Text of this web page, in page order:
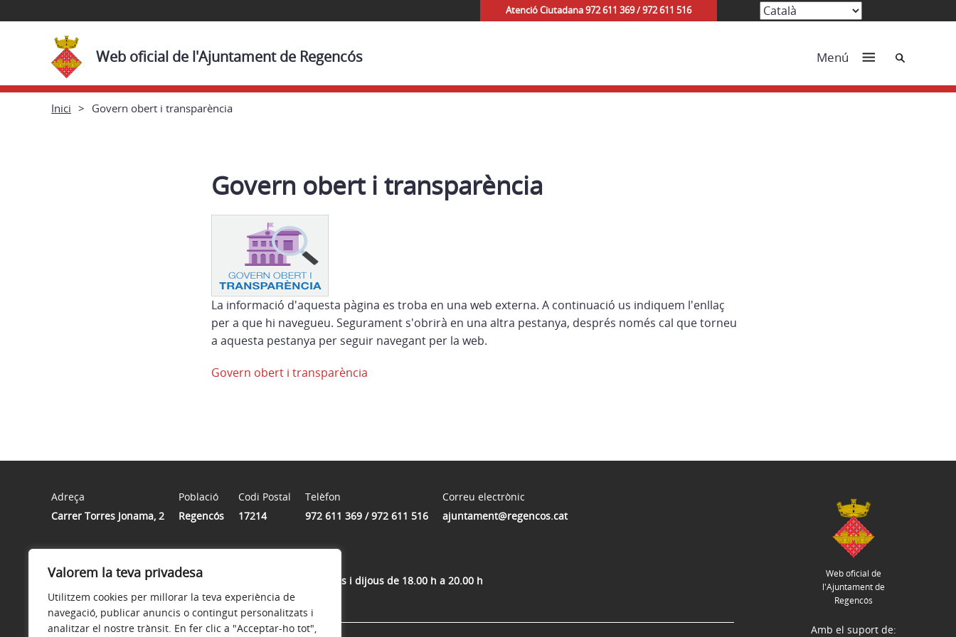
Valorem la teva privadesa
Utilitzem cookies per millorar la teva experiència de
navegació, publicar anuncis o contingut personalitzats i
analitzar el nostre trànsit. En fer clic a "Acceptar-ho tot",
Atenció Ciutadana 972 611 369 / 972 611 516
Web oficial de l'Ajuntament de Regencós Menú Cerca
Inici Govern obert i transparència
Govern obert i transparència
La informació d'aquesta pàgina es troba en una web externa. A continuació us indiquem l'enllaç
per a que hi navegueu. Segurament s'obrirà en una altra pestanya, després només cal que torneu
a aquesta pestanya per seguir navegant per la web.
Govern obert i transparència
Adreça
Carrer Torres Jonama, 2
Població
Regencós
Codi Postal
17214
Telèfon
972 611 369 / 972 611 516
Correu electrònic
ajuntament@regencos.cat
De dilluns a divendres de 9.00 h a 13.00 h i dimarts, dimecres i dijous de 18.00 h a 20.00 h
Web oficial de
l'Ajuntament de
Regencós
Amb el suport de: